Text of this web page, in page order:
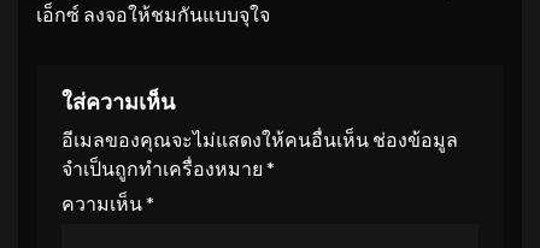
เอ็กซ์ ลงจอให้ชมกันแบบจุใจ
ใส่ความเห็น
อีเมลของคุณจะไม่แสดงให้คนอื่นเห็น ช่องข้อมูล
จำเป็นถูกทำเครื่องหมาย *
ความเห็น*